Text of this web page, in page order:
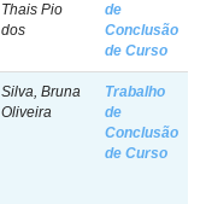
Thais Pio
dos
de
Conclusão
de Curso
Silva, Bruna
Oliveira
Trabalho
de
Conclusão
de Curso